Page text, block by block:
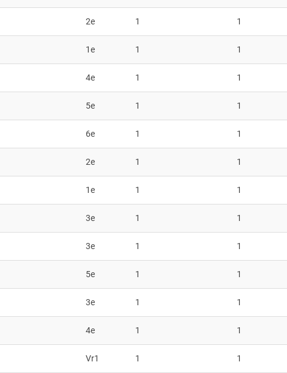
2e 1 1
1e 1 1
4e 1 1
5e 1 1
6e 1 1
2e 1 1
1e 1 1
3e 1 1
3e 1 1
5e 1 1
3e 1 1
4e 1 1
Vr1 1 1